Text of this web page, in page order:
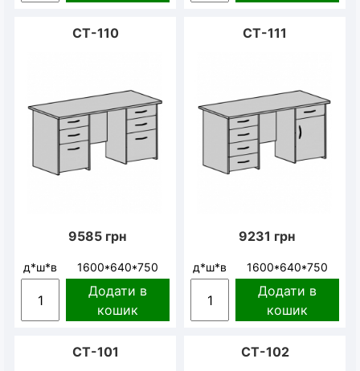
CT-110
9585 грн
д*ш*в 1600*640*750
Додати в
кошик
CT-111
9231 грн
д*ш*в 1600*640*750
Додати в
кошик
СТ-101 СТ-102